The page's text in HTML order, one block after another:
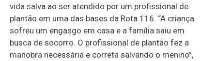
vida salva ao ser atendido por um profissional de
plantão em uma das bases da Rota 116. “A criança
sofreu um engasgo em casa e a família saiu em
busca de socorro. O profissional de plantão fez a
manobra necessária e correta salvando o menino”,